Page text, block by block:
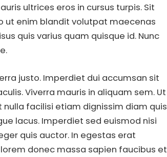
ultrices eros in cursus turpis. Sit
ut enim blandit volutpat maecenas
quis varius quam quisque id. Nunc
justo. Imperdiet dui accumsan sit
Viverra mauris in aliquam sem. Ut
facilisi etiam dignissim diam quis
lacus. Imperdiet sed euismod nisi
quis auctor. In egestas erat
donec massa sapien faucibus et